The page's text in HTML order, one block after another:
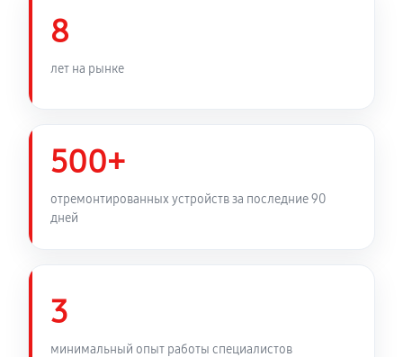
8
лет на рынке
500+
отремонтированных устройств за последние 90
дней
3
минимальный опыт работы специалистов